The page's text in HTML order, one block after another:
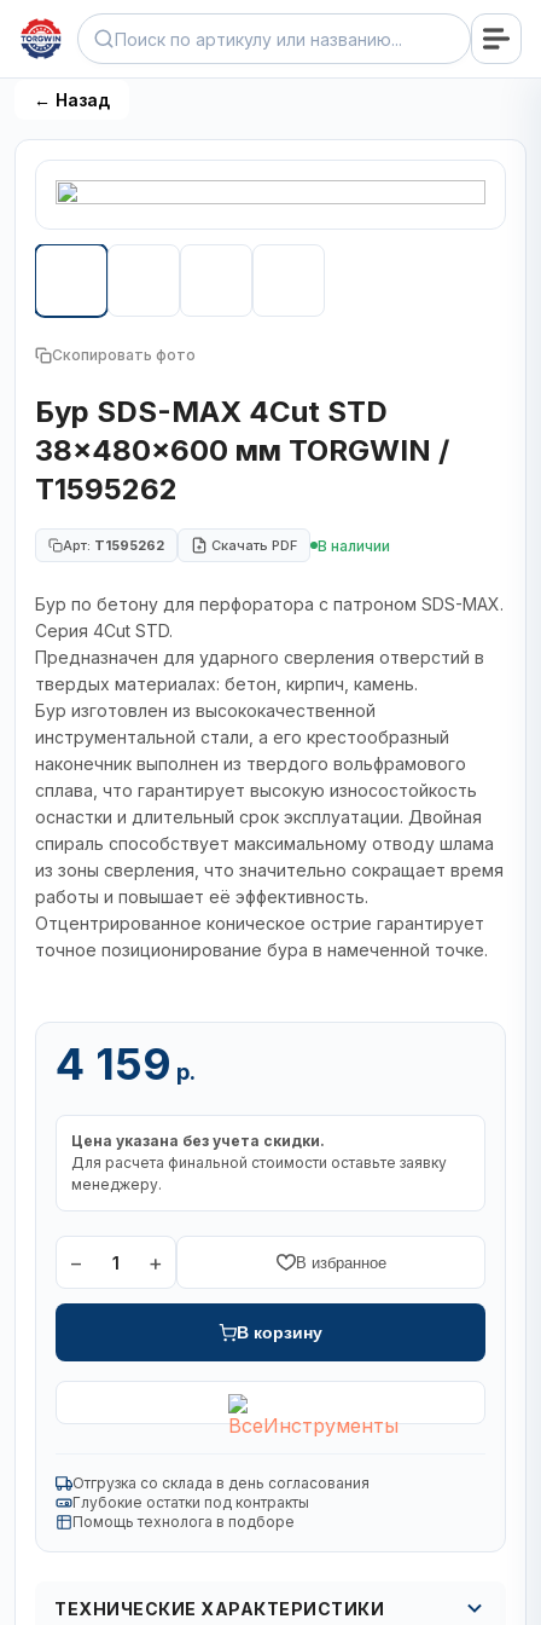
← Назад
Скопировать фото
Бур SDS-MAX 4Cut STD
38x480x600 мм TORGWIN /
T1595262
Арт: T1595262 Скачать PDF В наличии
Бур по бетону для перфоратора с патроном SDS-MAX.
Серия 4Cut STD.
Предназначен для ударного сверления отверстий в
твердых материалах: бетон, кирпич, камень.
Бур изготовлен из высококачественной
инструментальной стали, а его крестообразный
наконечник выполнен из твердого вольфрамового
сплава, что гарантирует высокую износостойкость
оснастки и длительный срок эксплуатации. Двойная
спираль способствует максимальному отводу шлама
из зоны сверления, что значительно сокращает время
работы и повышает её эффективность.
Отцентрированное коническое острие гарантирует
точное позиционирование бура в намеченной точке.
4 159 р.
Цена указана без учета скидки.
Для расчета финальной стоимости оставьте заявку
менеджеру.
− 1 + В избранное
В корзину
Отгрузка со склада в день согласования
Глубокие остатки под контракты
Помощь технолога в подборе
ТЕХНИЧЕСКИЕ ХАРАКТЕРИСТИКИ